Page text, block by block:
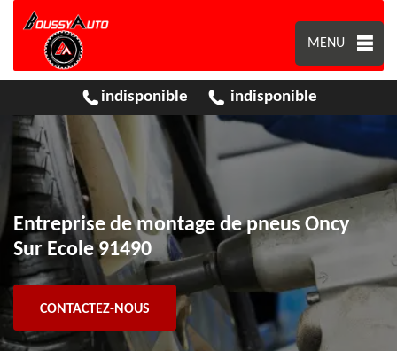
MENU
indisponible indisponible
Entreprise de montage de pneus Oncy
Sur Ecole 91490
CONTACTEZ-NOUS